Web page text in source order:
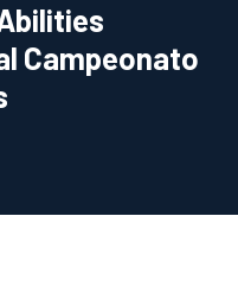
Campeonato